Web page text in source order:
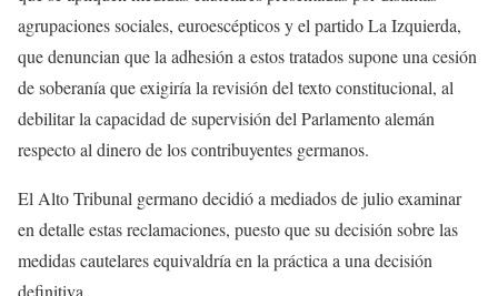
agrupaciones sociales, euroescépticos y el partido La Izquierda,
que denuncian que la adhesión a estos tratados supone una cesión
de soberanía que exigiría la revisión del texto constitucional, al
debilitar la capacidad de supervisión del Parlamento alemán
respecto al dinero de los contribuyentes germanos.
El Alto Tribunal germano decidió a mediados de julio examinar
en detalle estas reclamaciones, puesto que su decisión sobre las
medidas cautelares equivaldría en la práctica a una decisión
definitiva.